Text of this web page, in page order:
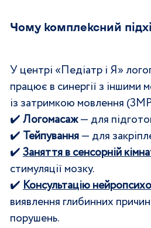
Чому комплексний
У центрі «Педіатр і Я»
працює в синергії з іншими
із затримкою мовлення
✔️ Логомасаж — для
✔️ Тейпування — для
✔️ Заняття в сенсорній
стимуляції мозку.
✔️ Консультацію
виявлення глибинних
порушень.